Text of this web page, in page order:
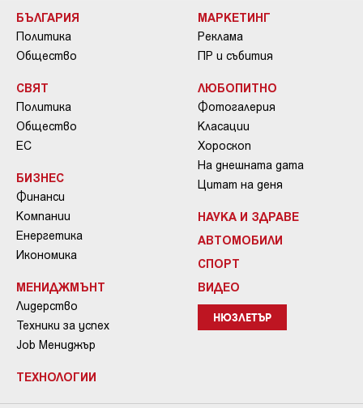
БЪЛГАРИЯ
Политика
Общество
СВЯТ
Политика
Общество
ЕС
БИЗНЕС
Финанси
Компании
Енергетика
Икономика
МЕНИДЖМЪНТ
Лидерство
Техники за успех
Job Мениджър
ТЕХНОЛОГИИ
МАРКЕТИНГ
Реклама
ПР и събития
ЛЮБОПИТНО
Фотогалерия
Класации
Хороскоп
На днешната дата
Цитат на деня
НАУКА И ЗДРАВЕ
АВТОМОБИЛИ
СПОРТ
ВИДЕО
НЮЗЛЕТЪР